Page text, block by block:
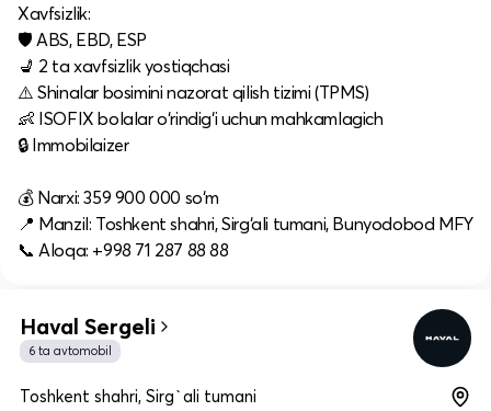
Xavfsizlik:
🛡 ABS, EBD, ESP
💺 2 ta xavfsizlik yostiqchasi
⚠️ Shinalar bosimini nazorat qilish tizimi (TPMS)
👶 ISOFIX bolalar o‘rindig‘i uchun mahkamlagich
🔒 Immobilaizer
💰 Narxi: 359 900 000 so‘m
📍 Manzil: Toshkent shahri, Sirg‘ali tumani, Bunyodobod MFY
📞 Aloqa: +998 71 287 88 88
Haval Sergeli
6 ta avtomobil
Toshkent shahri, Sirg`ali tumani